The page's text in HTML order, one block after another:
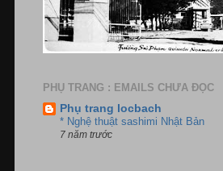
PHỤ TRANG : EMAILS CHƯA ĐỌC
Phụ trang locbach
* Nghệ thuật sashimi Nhật Bản
7 năm trước